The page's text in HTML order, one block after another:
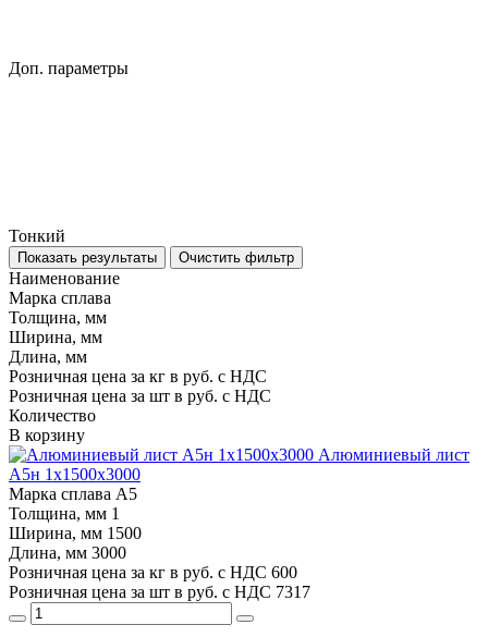
Доп. параметры
Тонкий
Показать результаты Очистить фильтр
Наименование
Марка сплава
Толщина, мм
Ширина, мм
Длина, мм
Розничная цена за кг в руб. с НДС
Розничная цена за шт в руб. с НДС
Количество
В корзину
Алюминиевый лист
А5н 1х1500х3000
Марка сплава А5
Толщина, мм 1
Ширина, мм 1500
Длина, мм 3000
Розничная цена за кг в руб. с НДС 600
Розничная цена за шт в руб. с НДС 7317